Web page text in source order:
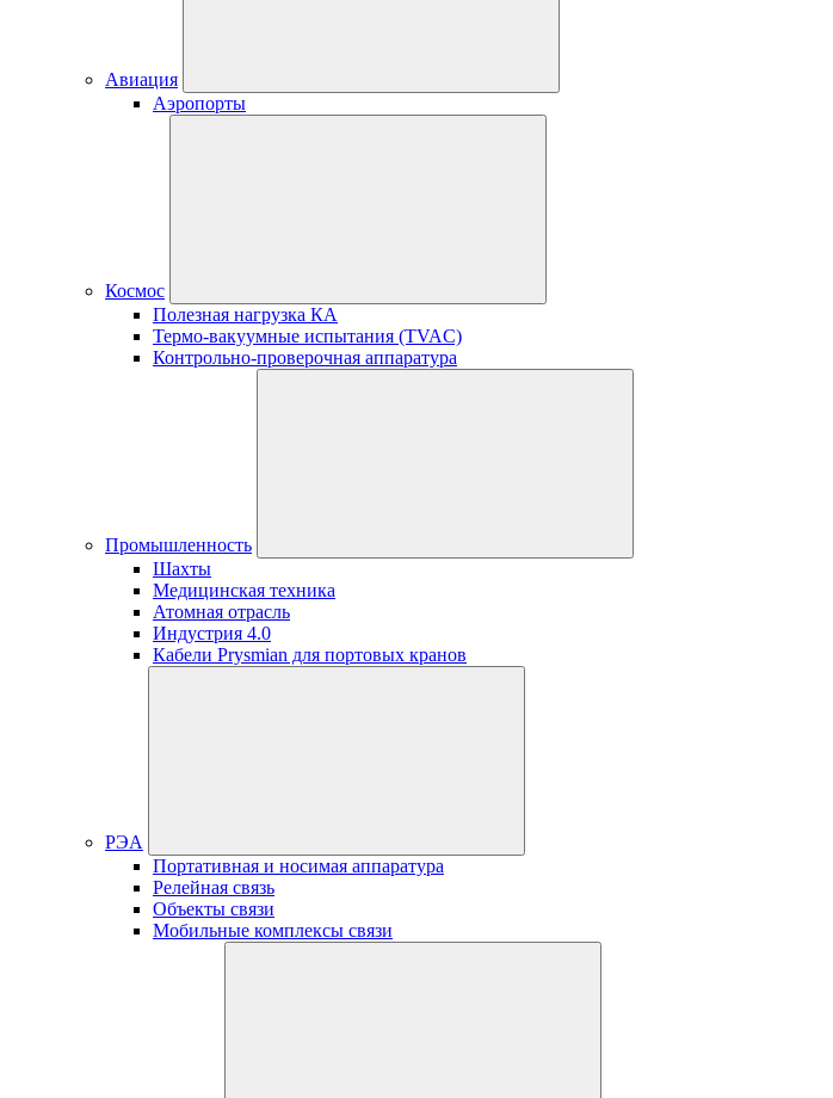
Авиация
Аэропорты
Космос
Полезная нагрузка КА
Термо-вакуумные испытания (TVAC)
Контрольно-проверочная аппаратура
Промышленность
Шахты
Медицинская техника
Атомная отрасль
Индустрия 4.0
Кабели Prysmian для портовых кранов
РЭА
Портативная и носимая аппаратура
Релейная связь
Объекты связи
Мобильные комплексы связи